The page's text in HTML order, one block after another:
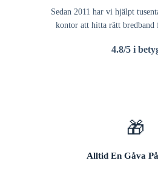
Sedan 2011 har vi hjälpt
kontor att hitta rätt bredband
4.8/5 i
🎁
Alltid En Gåva